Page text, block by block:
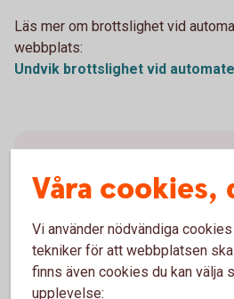
Läs mer om brottslighet vid
webbplats:
Undvik brottslighet vid
Lämna aldrig ut
lösenordeller
kortuppgifter.
Våra cookies,
Vi använder nödvändiga
tekniker för att webbplatsen
finns även cookies du kan välja
upplevelse: